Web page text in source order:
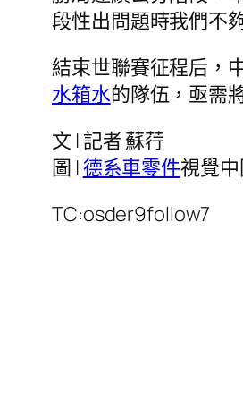
段性出問題時我們不
結束世聯賽征程后，
水箱水的隊伍，亟需
文 | 記者 蘇荇
圖 |德系車零件視覺
TC:osder9follow7